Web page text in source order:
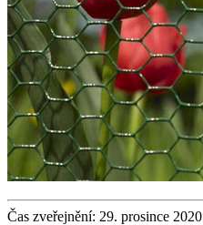
Čas zveřejnění: 29. prosince 2020